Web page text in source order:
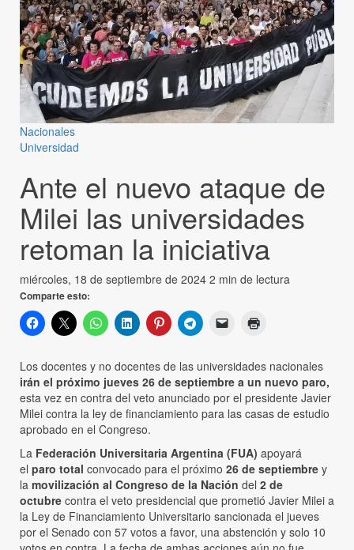
Nacionales
Universidad
Ante el nuevo ataque de
Milei las universidades
retoman la iniciativa
miércoles, 18 de septiembre de 2024 2 min de lectura
Comparte esto:
Los docentes y no docentes de las universidades nacionales
irán el próximo jueves 26 de septiembre a un nuevo paro,
esta vez en contra del veto anunciado por el presidente Javier
Milei contra la ley de financiamiento para las casas de estudio
aprobado en el Congreso.
La Federación Universitaria Argentina (FUA) apoyará
el paro total convocado para el próximo 26 de septiembre y
la movilización al Congreso de la Nación del 2 de
octubre contra el veto presidencial que prometió Javier Milei a
la Ley de Financiamiento Universitario sancionada el jueves
por el Senado con 57 votos a favor, una abstención y solo 10